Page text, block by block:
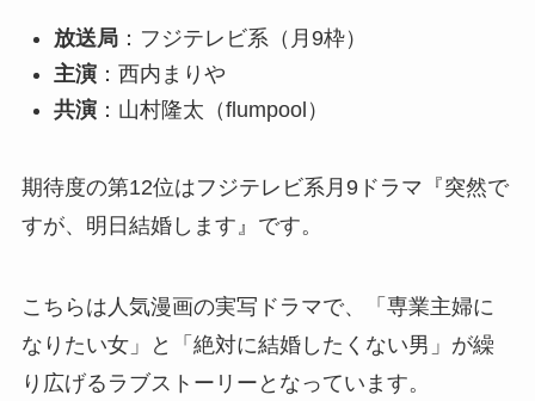
放送局：フジテレビ系（月9枠）
主演：西内まりや
共演：山村隆太（flumpool）
期待度の第12位はフジテレビ系月9ドラマ『突然で
すが、明日結婚します』です。
こちらは人気漫画の実写ドラマで、「専業主婦に
なりたい女」と「絶対に結婚したくない男」が繰
り広げるラブストーリーとなっています。